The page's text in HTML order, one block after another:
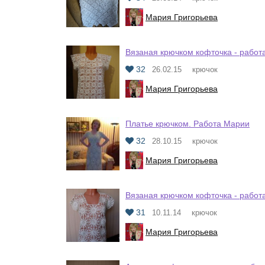
Мария Григорьева
Вязаная крючком кофточка -
32
26.02.15 крючок
Мария Григорьева
Платье крючком. Работа Марии
32
28.10.15 крючок
Мария Григорьева
Вязаная крючком кофточка -
31
10.11.14 крючок
Мария Григорьева